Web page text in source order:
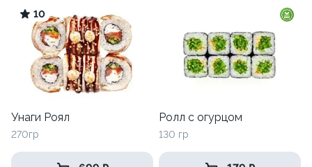
10
Унаги Роял
270гр
Ролл с огурцом
130 гр